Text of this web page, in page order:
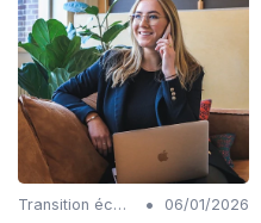
Transition écologique •
06/01/2026